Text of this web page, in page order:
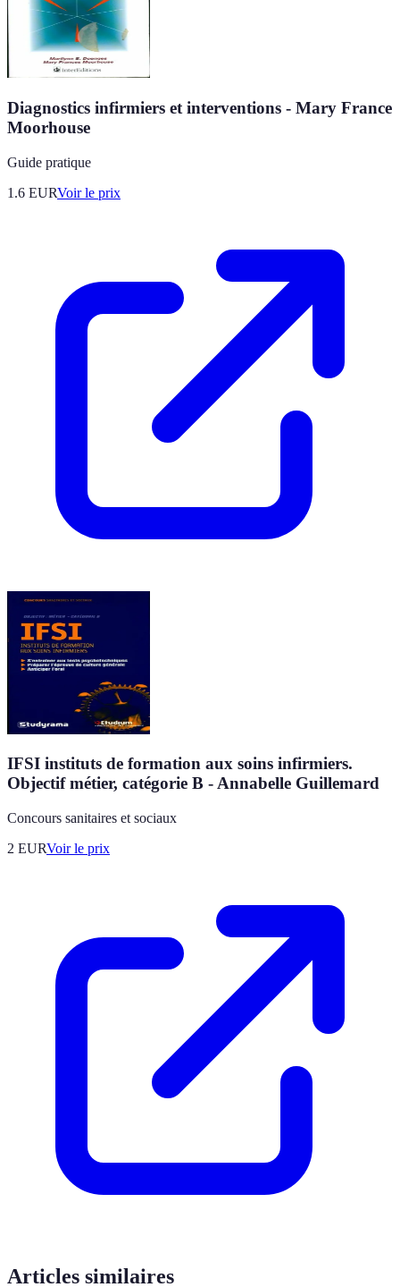
Diagnostics infirmiers et interventions - Mary France
Moorhouse
Guide pratique
1.6 EURVoir le prix
IFSI instituts de formation aux soins infirmiers.
Objectif métier, catégorie B - Annabelle Guillemard
Concours sanitaires et sociaux
2 EURVoir le prix
Articles similaires